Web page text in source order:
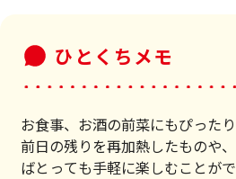
ひとくちメモ
お食事、お酒の前菜にもぴった
前日の残りを再加熱したものや
ばとっても手軽に楽しむことがで